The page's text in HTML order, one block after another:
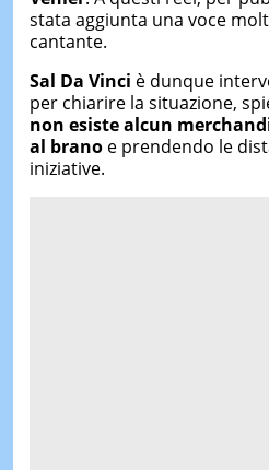
stata aggiunta una voce
cantante.
Sal Da Vinci è dunque
per chiarire la situazione,
non esiste alcun
al branoe prendendo le
iniziative.